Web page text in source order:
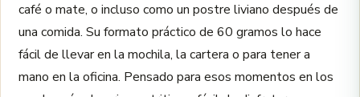
café o mate, o incluso como un postre liviano después de
una comida. Su formato práctico de 60 gramos lo hace
fácil de llevar en la mochila, la cartera o para tener a
mano en la oficina. Pensado para esos momentos en los